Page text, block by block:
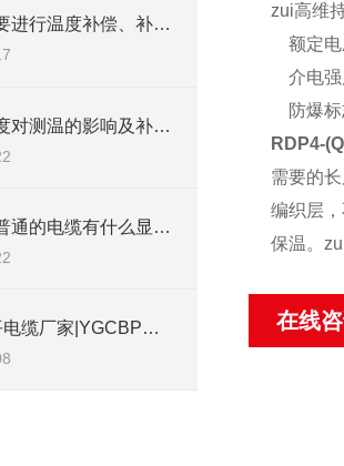
热电偶为何要进行温度补偿、补偿的方法有哪些
补偿导线长度对测温的影响及补偿措施
变频电缆与普通的电缆有什么显著的区别
YGCBP扁平电缆厂家|YGCBP扁平电缆价格
zui高维
额定电
介电强
防爆标
RDP4-
需要的
编织层
保温。
在线